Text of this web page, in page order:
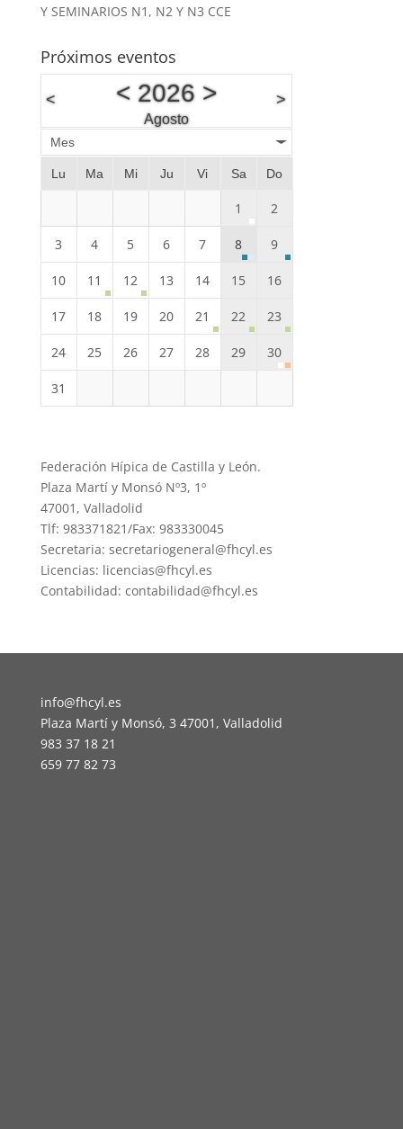
Y SEMINARIOS N1, N2 Y N3 CCE
Próximos eventos
< < 2026>
Agosto
>
Mes
Lu Ma Mi Ju Vi Sa Do
1 2
3 4 5 6 7 8 9
10 11 12 13 14 15 16
17 18 19 20 21 22 23
24 25 26 27 28 29 30
31
Federación Hípica de Castilla y León.
Plaza Martí y Monsó Nº3, 1º
47001, Valladolid
Tlf: 983371821/Fax: 983330045
Secretaria: secretariogeneral@fhcyl.es
Licencias: licencias@fhcyl.es
Contabilidad: contabilidad@fhcyl.es
info@fhcyl.es
Plaza Martí y Monsó, 3 47001, Valladolid
983 37 18 21
659 77 82 73